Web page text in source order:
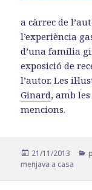
a càrrec de
l’experiència
d’una família
exposició de
l’autor. Les
Ginard, amb
mencions.
Publicat
el
21/11/2013
menjava a casa